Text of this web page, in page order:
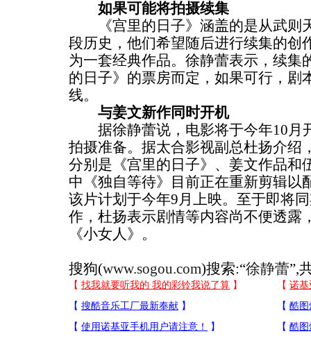
如果可能将拍摄续集
《宫里的日子》涵盖的是从武则
段历史，他们希望随后进行续集的创
为一套经典作品。徐静蕾表示，续集
的日子》的票房而定，如果可行，剧
线。
与姜文新作同时开机
据徐静蕾说，电影将于今年10月
拍摄准备。据太合影视副总杜扬介绍
分别是《宫里的日子》、姜文作品和
中《独自等待》目前正在重新剪辑以
该片计划于今年9月上映。至于即将
作，杜扬表示剧情等内容尚不便透露
《小女人》。
搜狗(www.sogou.com)搜索:“徐静蕾”,